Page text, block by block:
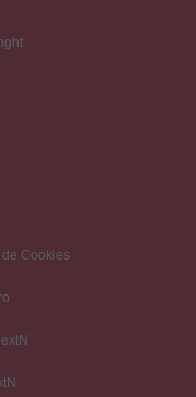
Cookies